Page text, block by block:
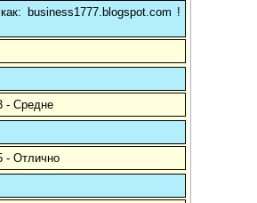
business1777.blogspot.com !
- Средне
- Отлично